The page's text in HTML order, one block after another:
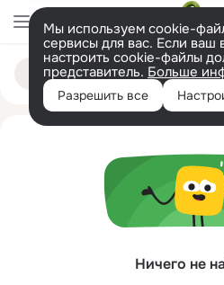
Мы используем cookie-
сервисы для вас. Если ваш
настроить cookie-файлы
представитель. Больше
Разрешить все
Поиск
efaeesf esfssef
Ничего не